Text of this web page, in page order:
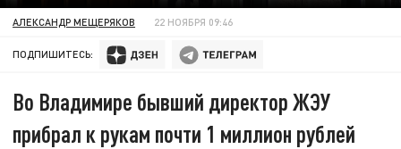
АЛЕКСАНДР МЕЩЕРЯКОВ 22 НОЯБРЯ 09:46
ПОДПИШИТЕСЬ:
Во Владимире бывший директор ЖЭУ
прибрал к рукам почти 1 миллион рублей